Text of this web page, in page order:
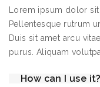
Lorem ipsum dolor
Pellentesque rutrum
Duis sit amet arcu
purus. Aliquam
How can I use it?